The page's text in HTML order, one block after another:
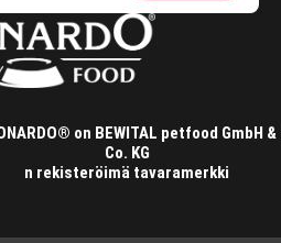
on BEWITAL petfood GmbH &
Co. KG
n rekisteröimä tavaramerkki